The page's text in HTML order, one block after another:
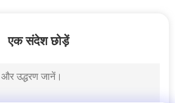
एक संदेश छोड़ें